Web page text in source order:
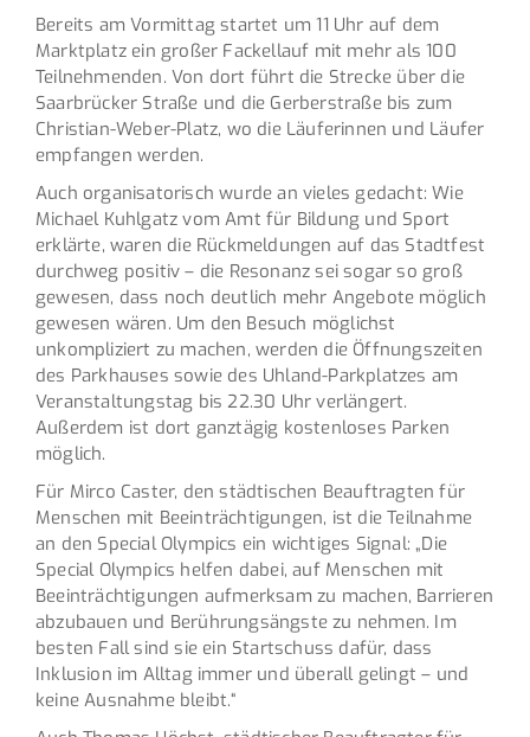
Bereits am Vormittag startet um 11 Uhr auf dem
Marktplatz ein großer Fackellauf mit mehr als 100
Teilnehmenden. Von dort führt die Strecke über die
Saarbrücker Straße und die Gerberstraße bis zum
Christian-Weber-Platz, wo die Läuferinnen und Läufer
empfangen werden.
Auch organisatorisch wurde an vieles gedacht: Wie
Michael Kuhlgatz vom Amt für Bildung und Sport
erklärte, waren die Rückmeldungen auf das Stadtfest
durchweg positiv – die Resonanz sei sogar so groß
gewesen, dass noch deutlich mehr Angebote möglich
gewesen wären. Um den Besuch möglichst
unkompliziert zu machen, werden die Öffnungszeiten
des Parkhauses sowie des Uhland-Parkplatzes am
Veranstaltungstag bis 22.30 Uhr verlängert.
Außerdem ist dort ganztägig kostenloses Parken
möglich.
Für Mirco Caster, den städtischen Beauftragten für
Menschen mit Beeinträchtigungen, ist die Teilnahme
an den Special Olympics ein wichtiges Signal: „Die
Special Olympics helfen dabei, auf Menschen mit
Beeinträchtigungen aufmerksam zu machen, Barrieren
abzubauen und Berührungsängste zu nehmen. Im
besten Fall sind sie ein Startschuss dafür, dass
Inklusion im Alltag immer und überall gelingt – und
keine Ausnahme bleibt.“